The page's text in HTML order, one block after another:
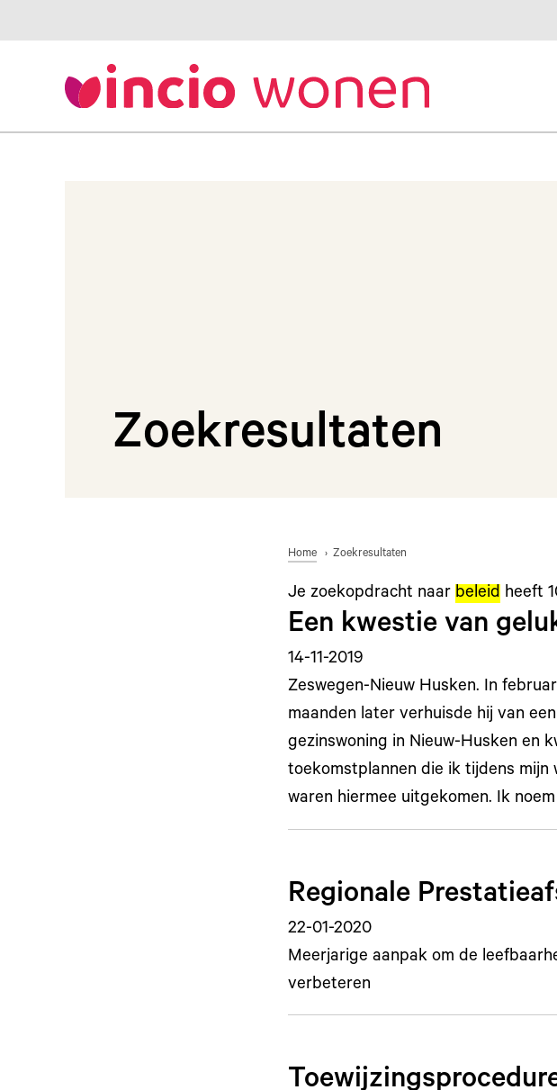
Zoekresultaten
Home Zoekresultaten
Je zoekopdracht naar beleid heeft
Een kwestie van
14-11-2019
Zeswegen-Nieuw Husken. In
maanden later verhuisde hij van
gezinswoning in Nieuw-Husken en
toekomstplannen die ik tijdens mijn
waren hiermee uitgekomen. Ik
Regionale
22-01-2020
Meerjarige aanpak om de
verbeteren